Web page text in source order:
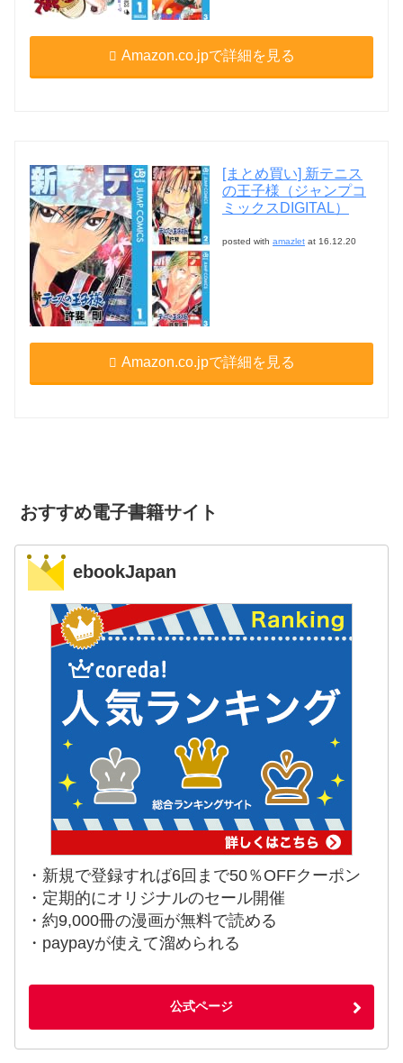
Amazon.co.jpで詳細を見る
[まとめ買い] 新テニス
の王子様（ジャンプコ
ミックスDIGITAL）
posted with amazlet at 16.12.20
Amazon.co.jpで詳細を見る
おすすめ電子書籍サイト
ebookJapan
・新規で登録すれば6回まで50％OFFクーポン
・定期的にオリジナルのセール開催
・約9,000冊の漫画が無料で読める
・paypayが使えて溜められる
公式ページ